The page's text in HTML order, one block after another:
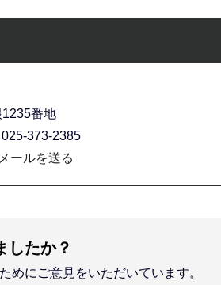
番地
373-2385
ールを送る
したか？
めにご意見をいただいています。